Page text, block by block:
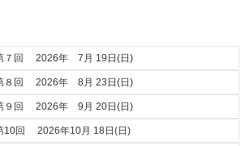
７回 2026年 7月 19日(日)
８回 2026年 8月 23日(日)
９回 2026年 9月 20日(日)
10回 2026年10月 18日(日)